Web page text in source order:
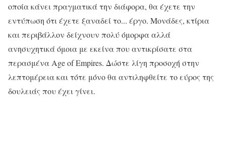
οποία κάνει πραγματικά την διάφορα, θα έχετε την
εντύπωση ότι έχετε ξαναδεί το... έργο. Μονάδες, κτίρια
και περιβάλλον δείχνουν πολύ όμορφα αλλά
ανησυχητικά όμοια με εκείνα που αντικρίσατε στα
περασμένα Age of Empires. Δώστε λίγη προσοχή στην
λεπτομέρεια και τότε μόνο θα αντιληφθείτε το εύρος της
δουλειάς που έχει γίνει.